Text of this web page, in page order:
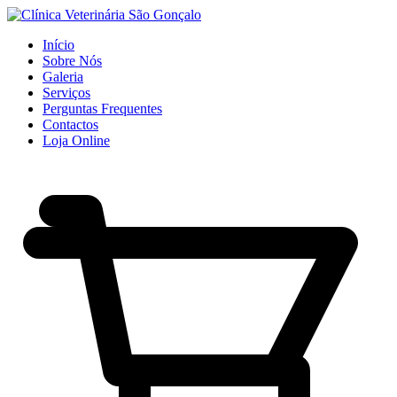
Início
Sobre Nós
Galeria
Serviços
Perguntas Frequentes
Contactos
Loja Online